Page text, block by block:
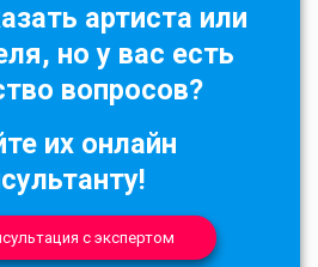
артиста или
но у вас есть
вопросов?
их онлайн
с экспертом